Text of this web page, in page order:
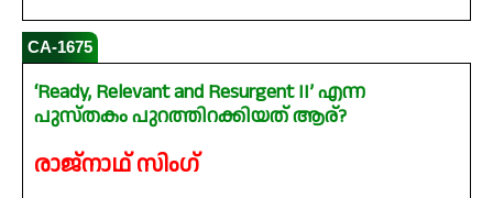
CA-1675
‘Ready, Relevant and Resurgent II’ എന്ന
പുസ്തകം പുറത്തിറക്കിയത് ആര്?
രാജ്‌നാഥ് സിംഗ്